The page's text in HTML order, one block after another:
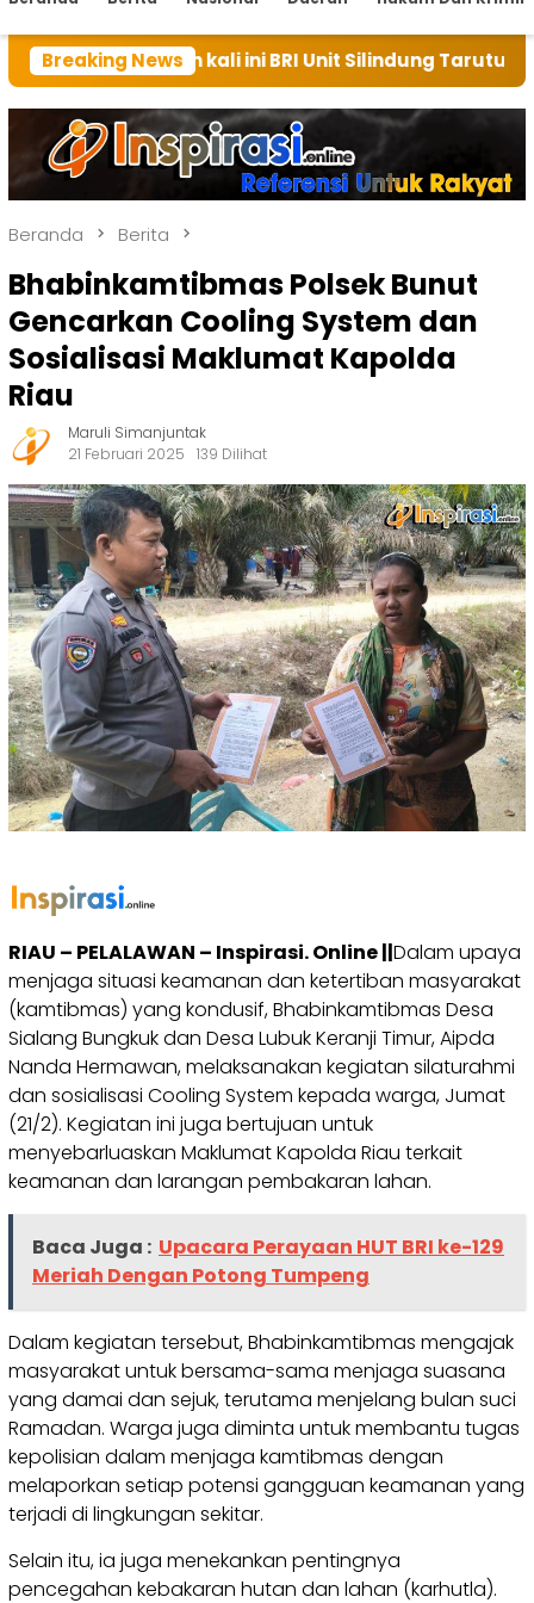
Breaking News
kali ini BRI Unit Silindung Tarutung Ingatkan
Beranda Berita
Bhabinkamtibmas Polsek Bunut
Gencarkan Cooling System dan
Sosialisasi Maklumat Kapolda
Riau
Maruli Simanjuntak
21 Februari 2025
139 Dilihat
RIAU – PELALAWAN – Inspirasi. Online ||Dalam upaya
menjaga situasi keamanan dan ketertiban masyarakat
(kamtibmas) yang kondusif, Bhabinkamtibmas Desa
Sialang Bungkuk dan Desa Lubuk Keranji Timur, Aipda
Nanda Hermawan, melaksanakan kegiatan silaturahmi
dan sosialisasi Cooling System kepada warga, Jumat
(21/2). Kegiatan ini juga bertujuan untuk
menyebarluaskan Maklumat Kapolda Riau terkait
keamanan dan larangan pembakaran lahan.
Baca Juga : Upacara Perayaan HUT BRI ke-129
Meriah Dengan Potong Tumpeng
Dalam kegiatan tersebut, Bhabinkamtibmas mengajak
masyarakat untuk bersama-sama menjaga suasana
yang damai dan sejuk, terutama menjelang bulan suci
Ramadan. Warga juga diminta untuk membantu tugas
kepolisian dalam menjaga kamtibmas dengan
melaporkan setiap potensi gangguan keamanan yang
terjadi di lingkungan sekitar.
Selain itu, ia juga menekankan pentingnya
pencegahan kebakaran hutan dan lahan (karhutla).